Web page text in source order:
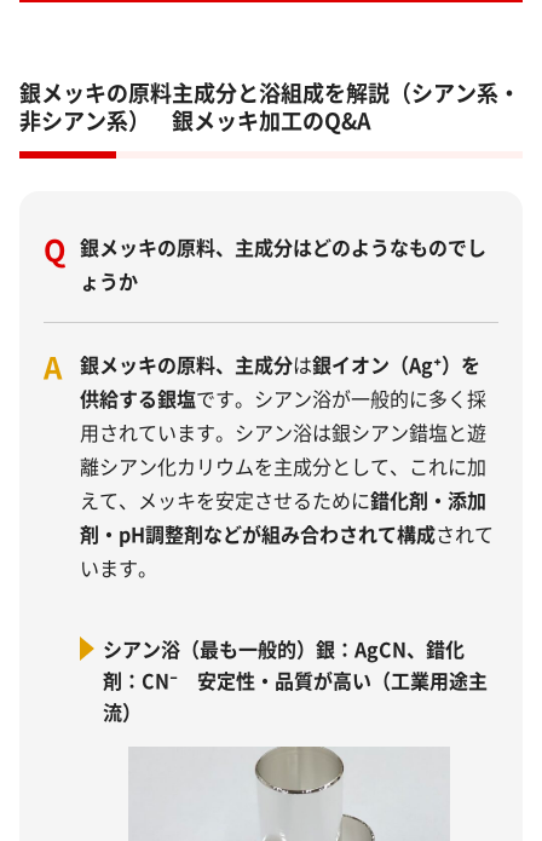
銀メッキの原料主成分と浴組成を解説（シアン系・
非シアン系） 銀メッキ加工のQ&A
Q 銀メッキの原料、主成分はどのようなものでし
ょうか
A 銀メッキの原料、主成分は銀イオン（Ag⁺）を
供給する銀塩です。シアン浴が一般的に多く採
用されています。シアン浴は銀シアン錯塩と遊
離シアン化カリウムを主成分として、これに加
えて、メッキを安定させるために錯化剤・添加
剤・pH調整剤などが組み合わされて構成されて
います。
シアン浴（最も一般的）銀：AgCN、錯化
剤：CN⁻ 安定性・品質が高い（工業用途主
流）